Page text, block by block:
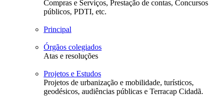
Compras e Serviços, Prestação de contas, Concursos
públicos, PDTI, etc.
Principal
Órgãos colegiados
Atas e resoluções
Projetos e Estudos
Projetos de urbanização e mobilidade, turísticos,
geodésicos, audiências públicas e Terracap Cidadã.